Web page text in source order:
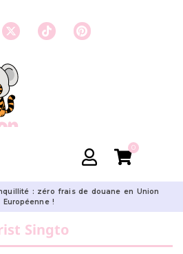
0
: zéro frais de douane en Union
Européenne !
Singto